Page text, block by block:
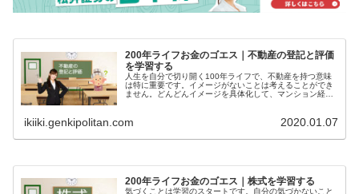
200年ライフお金のゴエス｜不動産の登記と評価
を学習する
人生を自分で切り開く100年ライフで、不動産を持つ意味
は特に重要です。イメージがないことは考えることができ
ません。どんどんイメージを具体化して、マンション経営
で、紙切れです。現実に引き寄せるようにしましょう。
ikiiki.genkipolitan.com 2020.01.07
200年ライフお金のゴエス｜株式を学習する
気づくことは学習のスタートです。自分の気づかないこと